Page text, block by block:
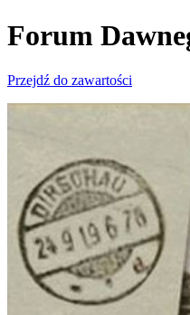
Forum
Przejdź do zawartości